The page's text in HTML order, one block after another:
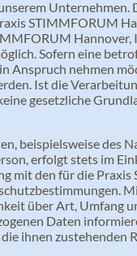
Unternehmen.
STIMMFORUM
Sofern eine
Anspruch nehmen
Ist die
gesetzliche
beispielsweise des
erfolgt stets im
mit den für die
über Art, Umfang
Daten
ihnen zustehenden